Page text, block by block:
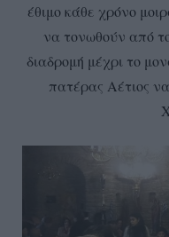
έθιμο κάθε χρόνο
να τονωθούν από
διαδρομή μέχρι το
πατέρας Αέτιος